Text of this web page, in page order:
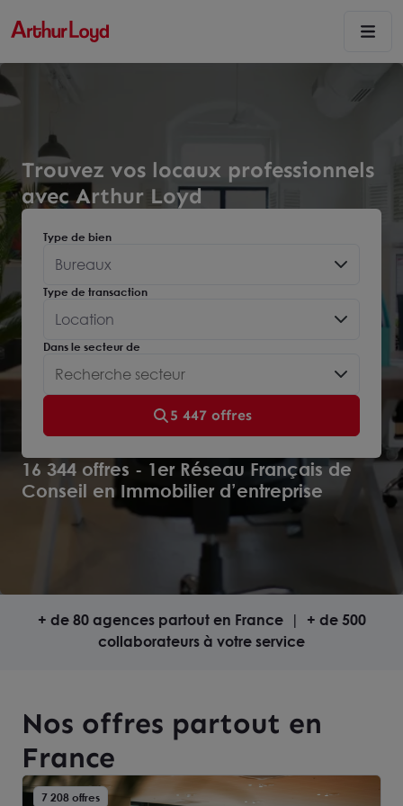
Trouvez vos locaux professionnels
avec Arthur Loyd
Dans le secteur de
Type de bien
Bureaux
Type de transaction
Location
5 447 offres
16 344 offres - 1er Réseau Français de
Conseil en Immobilier d’entreprise
+ de 80 agences partout en France | + de 500
collaborateurs à votre service
Nos offres partout en
France
7 208 offres